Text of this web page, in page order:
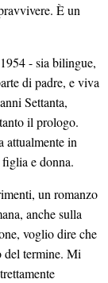
È un
- sia bilingue,
di padre, e viva
Settanta,
il prologo.
attualmente in
e donna.
un romanzo
anche sulla
voglio dire che
del termine. Mi